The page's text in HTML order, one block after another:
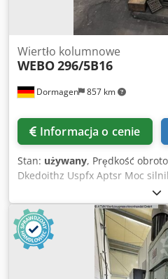
Dormagen 857 km
Wiertło kolumnowe
WEBO296/5B16
Informacja o cenie
Stan: używany, Prędkość
Dkedoithz Uspfx Aptsr Moc